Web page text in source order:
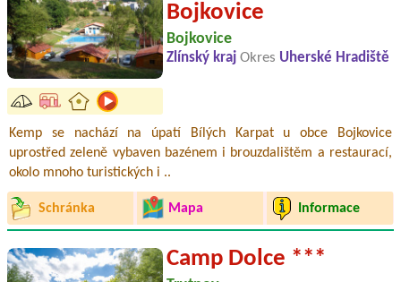
Bojkovice
Bojkovice
Zlínský kraj Okres Uherské Hradiště
Kemp se nachází na úpatí Bílých Karpat u obce Bojkovice
uprostřed zeleně vybaven bazénem i brouzdalištěm a restaurací,
okolo mnoho turistických i ..
Schránka Mapa Informace
Camp Dolce ***